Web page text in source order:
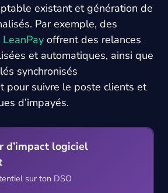
existant et génération de
Par exemple, des
LeanPay offrent des relances
et automatiques, ainsi que
synchronisés
pour suivre le poste clients et
d’impayés.
d’impact logiciel
sur ton DSO